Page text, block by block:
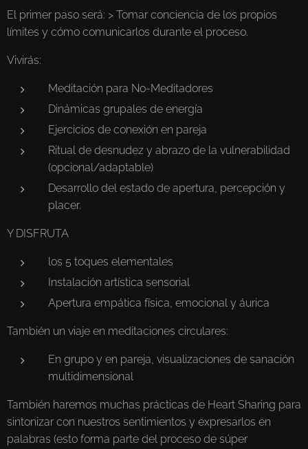
El primer paso será: > Tomar conciencia de los propios
límites y cómo comunicarlos durante el proceso.
Vivirás:
Meditación para No-Meditadores
Dinámicas grupales de energía
Ejercicios de conexión en pareja
Ritual de desnudez y abrazo de la vulnerabilidad
(opcional/adaptable)
Desarrollo del estado de apertura, percepción y
placer.
Y DISFRUTA
los 5 toques elementales
Instalación artística sensorial
Apertura empática física, emocional y áurica
También un viaje en meditaciones circulares:
En grupo y en pareja, visualizaciones de sanación
multidimensional
También haremos muchas prácticas de Heart Sharing para
sintonizar con nuestros sentimientos y expresarlos en
palabras (esto forma parte del proceso de súper